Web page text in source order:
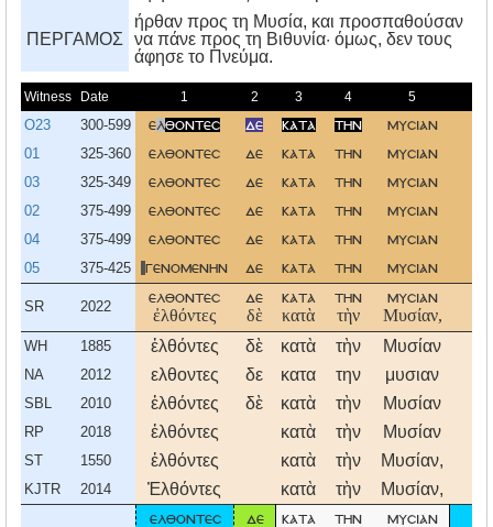
ΠΕΡΓΑΜΟΣ
ήρθαν προς τη Mυσία, και προσπαθούσαν
να πάνε προς τη Bιθυνία· όμως, δεν τους
άφησε το Πνεύμα.
Witness Date 1 2 3 4 5
O23 300-599 ελθοντεσ δε κατα την μυσιαν
01 325-360 ελθοντεσ δε κατα την μυσιαν
03 325-349 ελθοντεσ δε κατα την μυσιαν
02 375-499 ελθοντεσ δε κατα την μυσιαν
04 375-499 ελθοντεσ δε κατα την μυσιαν
05 375-425 γενομενην δε κατα την μυσιαν
SR 2022
ελθοντεσ
ἐλθόντες
δε
δὲ
κατα
κατὰ
την
τὴν
μυσιαν
Μυσίαν,
WH 1885 ἐλθόντες δὲ κατὰ τὴν Μυσίαν
NA 2012 ελθοντες δε κατα την μυσιαν
SBL 2010 ἐλθόντες δὲ κατὰ τὴν Μυσίαν
RP 2018 ἐλθόντες κατὰ τὴν Μυσίαν
ST 1550 ἐλθόντες κατὰ τὴν Μυσίαν,
KJTR 2014 Ἐλθόντες κατὰ τὴν Μυσίαν,
ελθοντεσ δε κατα την μυσιαν